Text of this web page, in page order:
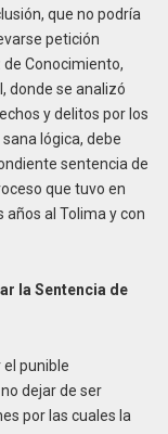
que no podría
petición
Conocimiento,
donde se analizó
y delitos por los
sana lógica, debe
sentencia de
que tuvo en
años al Tolima y con
la Sentencia de
punible
dejar de ser
por las cuales la